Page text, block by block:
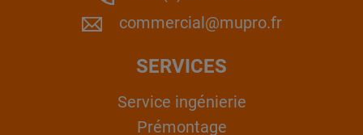
commercial@mupro.fr
SERVICES
Service ingénierie
Prémontage